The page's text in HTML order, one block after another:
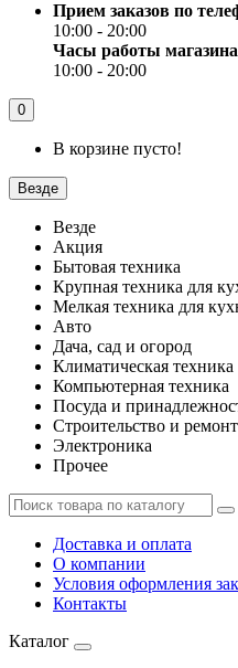
Прием заказов по
10:00 - 20:00
Часы работы
10:00 - 20:00
0
В корзине пусто!
Везде
Везде
Акция
Бытовая техника
Крупная техника для
Мелкая техника для
Авто
Дача, сад и огород
Климатическая техника
Компьютерная техника
Посуда и
Строительство и ремонт
Электроника
Прочее
Доставка и оплата
О компании
Условия оформления
Контакты
Каталог